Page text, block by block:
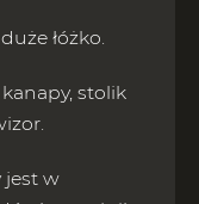
łóżko.
stolik
jest w